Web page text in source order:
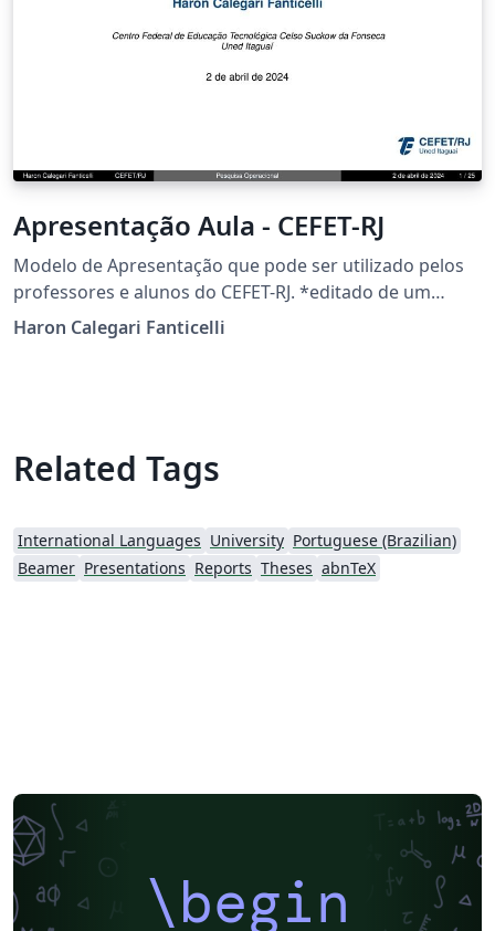
Apresentação Aula - CEFET-RJ
Modelo de Apresentação que pode ser utilizado pelos
professores e alunos do CEFET-RJ. *editado de um
modelo do Instituto Federal
Haron Calegari Fanticelli
Related Tags
International Languages University Portuguese (Brazilian)
Beamer Presentations Reports Theses abnTeX
\begin